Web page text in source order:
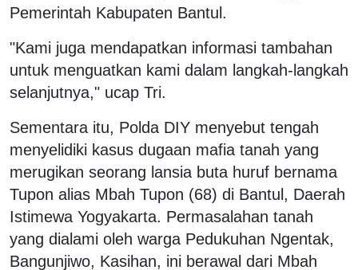
Pemerintah Kabupaten Bantul.
"Kami juga mendapatkan informasi tambahan
untuk menguatkan kami dalam langkah-langkah
selanjutnya," ucap Tri.
Sementara itu, Polda DIY menyebut tengah
menyelidiki kasus dugaan mafia tanah yang
merugikan seorang lansia buta huruf bernama
Tupon alias Mbah Tupon (68) di Bantul, Daerah
Istimewa Yogyakarta. Permasalahan tanah
yang dialami oleh warga Pedukuhan Ngentak,
Bangunjiwo, Kasihan, ini berawal dari Mbah